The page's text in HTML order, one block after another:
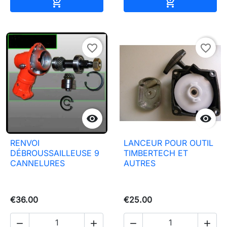
 

favorite_border
RENVOI
DÉBROUSSAILLEUSE 9
CANNELURES
€36.00
 

favorite_border
LANCEUR POUR OUTIL
TIMBERTECH ET
AUTRES
€25.00
 